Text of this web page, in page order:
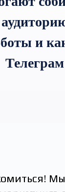
и
Телеграм